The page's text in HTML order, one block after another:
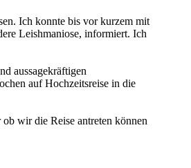
Ich konnte bis vor kurzem mit
Leishmaniose, informiert. Ich
aussagekräftigen
auf Hochzeitsreise in die
wir die Reise antreten können